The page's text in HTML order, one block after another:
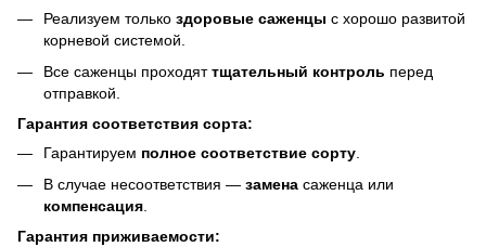
Реализуем только здоровые саженцы с хорошо развитой
корневой системой.
Все саженцы проходяттщательный контроль перед
отправкой.
Гарантия соответствия сорта:
Гарантируем полное соответствие сорту.
В случае несоответствия — замена саженца или
компенсация
Гарантия приживаемости: